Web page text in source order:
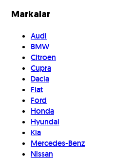
Markalar
Audi
BMW
Citroen
Cupra
Dacia
Fiat
Ford
Honda
Hyundai
Kia
Mercedes-Benz
Nissan